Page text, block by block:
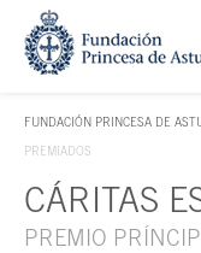
Saltar navegación. Ir
FUNDACIÓN PRINCESA DE
TECLA DE ACCESO 1
PREMIADOS
Contenido principal
CÁRITAS
PREMIO